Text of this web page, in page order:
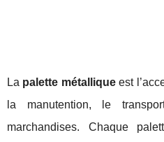
La palette métalliqueest
la manutention, le
marchandises. Chaque